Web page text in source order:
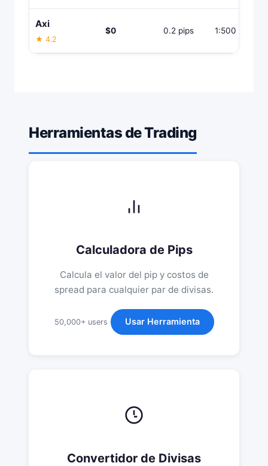
Axi
★ 4.2
$0 0.2 pips 1:500
Herramientas de Trading
Calculadora de Pips
Calcula el valor del pip y costos de
spread para cualquier par de divisas.
50,000+ users Usar Herramienta
Convertidor de Divisas